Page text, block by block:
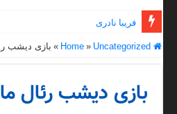
فریبا نادری
» Uncategorized
» بازی دیشب
بازی دیشب رئال